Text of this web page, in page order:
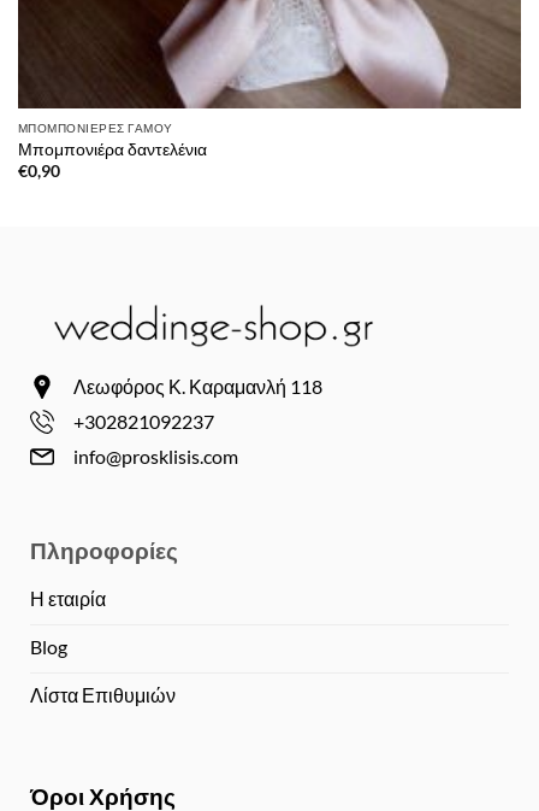
ΜΠΟΜΠΟΝΙΈΡΕΣ ΓΆΜΟΥ
Μπομπονιέρα δαντελένια
€0,90
Λεωφόρος Κ. Καραμανλή 118
+302821092237
info@prosklisis.com
Πληροφορίες
Η εταιρία
Blog
Λίστα Επιθυμιών
Όροι Χρήσης